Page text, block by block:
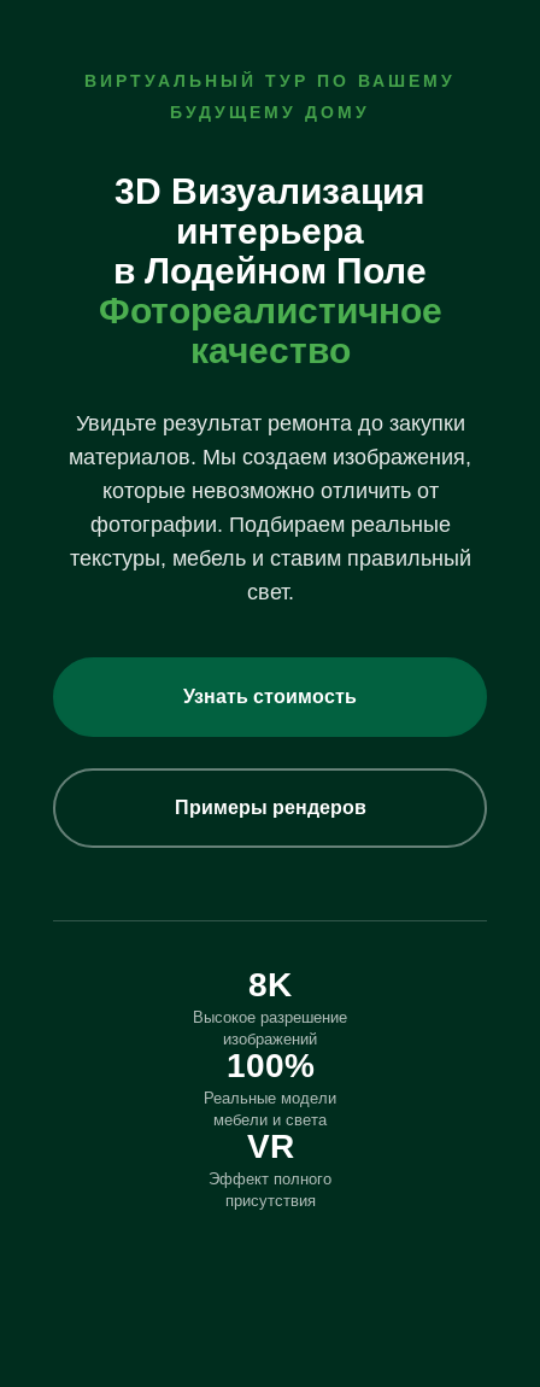
ВИРТУАЛЬНЫЙ ТУР ПО ВАШЕМУ
БУДУЩЕМУ ДОМУ
3D Визуализация
интерьера
в Лодейном Поле
Фотореалистичное
качество
Увидьте результат ремонта до закупки
материалов. Мы создаем изображения,
которые невозможно отличить от
фотографии. Подбираем реальные
текстуры, мебель и ставим правильный
свет.
Узнать стоимость
Примеры рендеров
8K
Высокое разрешение
изображений
100%
Реальные модели
мебели и света
VR
Эффект полного
присутствия